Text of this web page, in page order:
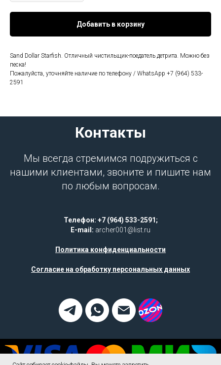
Добавить в корзину
Sand Dollar Starfish. Отличный чистильщик-поедатель детрита. Можно без
песка!
Пожалуйста, уточняйте наличие по телефону / WhatsApp +7 (964) 533-
2591
Контакты
Мы всегда стремимся подружиться с
нашими клиентами, звоните и пишите нам
по любым вопросам.
Телефон: +7 (964) 533-2591;
E-mail: archer001@list.ru
Политика конфиденциальности
Согласие на обработку персональных данных